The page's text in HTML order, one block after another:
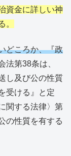
資金に詳しい神
。
どころか、『政
法第38条は、
し及び公の性質
受ける』と定
関する法律〉第
の性質を有する